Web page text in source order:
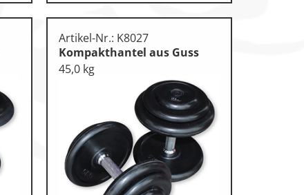
Artikel-Nr.: K8027
Kompakthantel aus Guss
45,0 kg